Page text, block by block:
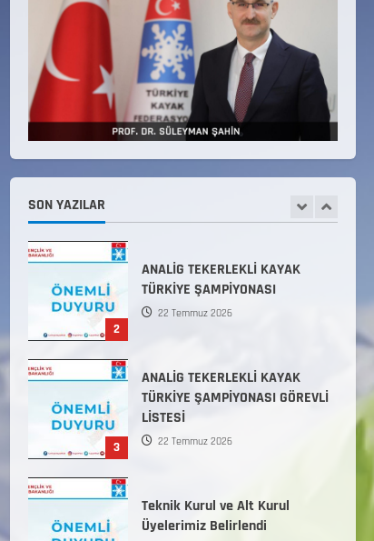
SON YAZILAR
5
KAYAKLI KOŞU VE BİATHLON
3.KADEME ANTRENÖRLÜK KURSU
DUYURUSU
12 Temmuz 2026
Millî Savunma Bakanlığı Kara,
Komutanlıklarına 2026 Yılı
Sözleşmeli Er Temini Başvuruları
2
ANALİG TEKERLEKLİ KAYAK
TÜRKİYE ŞAMPİYONASI
22 Temmuz 2026
3
ANALİG TEKERLEKLİ KAYAK
TÜRKİYE ŞAMPİYONASI GÖREVLİ
LİSTESİ
22 Temmuz 2026
Teknik Kurul ve Alt Kurul
Üyelerimiz Belirlendi